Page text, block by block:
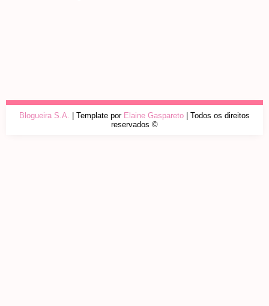
Blogueira S.A. | Template por Elaine Gaspareto | Todos os direitos
reservados ©